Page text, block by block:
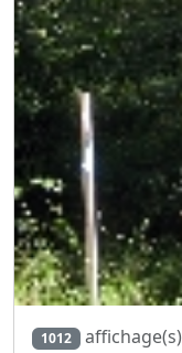
1012 affichage(s)